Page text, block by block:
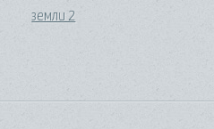
земли 2